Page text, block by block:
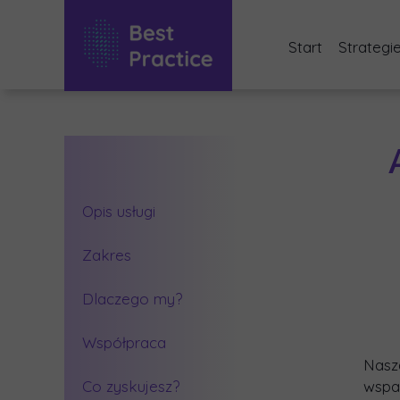
Start Strategie
Opis usługi
Zakres
Dlaczego my?
Współpraca
Co zyskujesz?